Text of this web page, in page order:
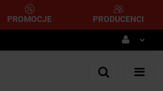
PROMOCJE PRODUCENCI
Zaloguj się